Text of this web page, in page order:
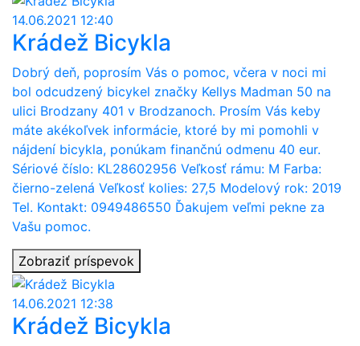
14.06.2021 12:40
Krádež Bicykla
Dobrý deň, poprosím Vás o pomoc, včera v noci mi
bol odcudzený bicykel značky Kellys Madman 50 na
ulici Brodzany 401 v Brodzanoch. Prosím Vás keby
máte akékoľvek informácie, ktoré by mi pomohli v
nájdení bicykla, ponúkam finančnú odmenu 40 eur.
Sériové číslo: KL28602956 Veľkosť rámu: M Farba:
čierno-zelená Veľkosť kolies: 27,5 Modelový rok: 2019
Tel. Kontakt: 0949486550 Ďakujem veľmi pekne za
Vašu pomoc.
Zobraziť príspevok
14.06.2021 12:38
Krádež Bicykla